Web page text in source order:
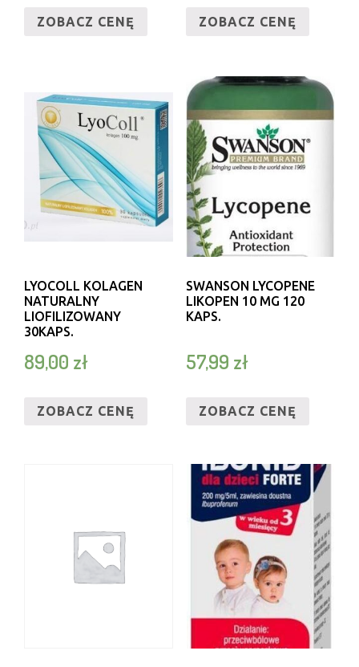
ZOBACZ CENĘ ZOBACZ CENĘ
LYOCOLL KOLAGEN
NATURALNY
LIOFILIZOWANY
30KAPS.
89,00 zł
ZOBACZ CENĘ
SWANSON LYCOPENE
LIKOPEN 10 MG 120
KAPS.
57,99 zł
ZOBACZ CENĘ